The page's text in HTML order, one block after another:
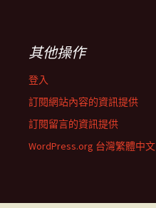
其他操作
登入
訂閱網站內容的資訊提供
訂閱留言的資訊提供
WordPress.org 台灣繁體中文